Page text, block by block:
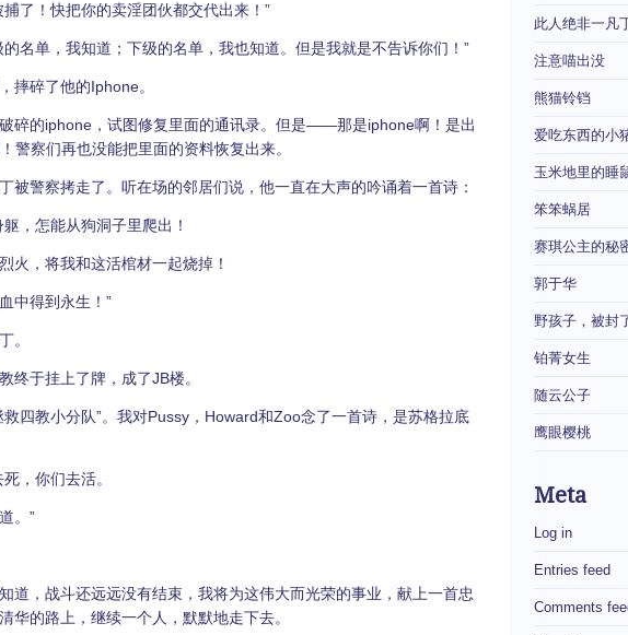
了！快把你的卖淫团伙都交代出来！”
名单，我知道；下级的名单，我也知道。但是我就是不告诉你们！”
摔碎了他的Iphone。
碎的iphone，试图修复里面的通讯录。但是——那是iphone啊！是出
警察们再也没能把里面的资料恢复出来。
被警察拷走了。听在场的邻居们说，他一直在大声的吟诵着一首诗：
，怎能从狗洞子里爬出！
火，将我和这活棺材一起烧掉！
中得到永生！”
。
终于挂上了牌，成了JB楼。
四教小分队”。我对Pussy，Howard和Zoo念了一首诗，是苏格拉底
，你们去活。
。”
道，战斗还远远没有结束，我将为这伟大而光荣的事业，献上一首忠
华的路上，继续一个人，默默地走下去。
此人绝非一凡
注意喵出没
熊猫铃铛
爱吃东西的小
玉米地里的睡
笨笨蜗居
赛琪公主的秘
郭于华
野孩子，被封
铂菁女生
随云公子
鹰眼樱桃
Meta
Log in
Entries feed
Comments